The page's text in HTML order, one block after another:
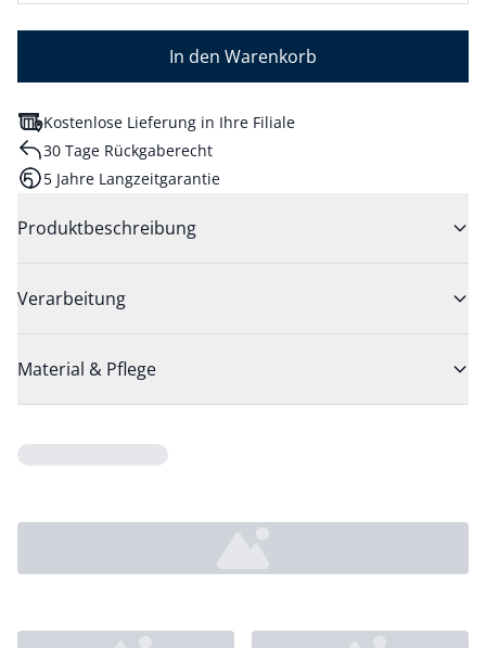
In den Warenkorb
Kostenlose Lieferung in Ihre Filiale
30 Tage Rückgaberecht
5 Jahre Langzeitgarantie
Produktbeschreibung
Verarbeitung
Material & Pflege